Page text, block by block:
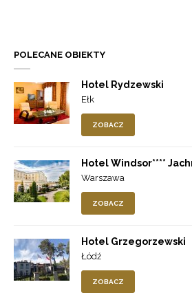
POLECANE OBIEKTY
Hotel Rydzewski
Ełk
ZOBACZ
Hotel Windsor****
Warszawa
ZOBACZ
Hotel Grzegorzewski
Łódź
ZOBACZ